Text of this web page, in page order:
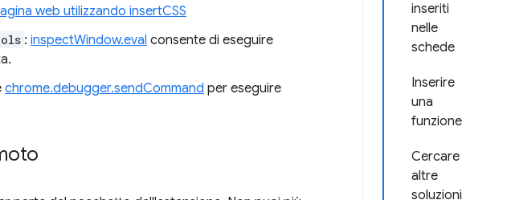
inseriti
nelle
schede
Inserire
una
funzione
Cercare
altre
soluzioni
web utilizzando insertCSS
: inspectWindow.eval consente di eseguire
chrome.debugger.sendCommand per eseguire